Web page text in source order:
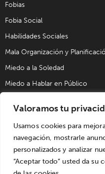
Valoramos tu
Usamos cookies para
navegación, mostrarle
personalizados y analizar
“Aceptar todo” usted da su
Fobias
Fobia Social
Habilidades Sociales
Mala Organización y
Miedo a la Soledad
Miedo a Hablar en Público
Trastorno Obsesivo
Trastornos de Alimentación